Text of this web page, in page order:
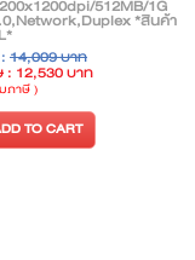
512MB/1G
*สินค้า
14,009 บาท
: 12,530 บาท
ภาษี )
TO CART